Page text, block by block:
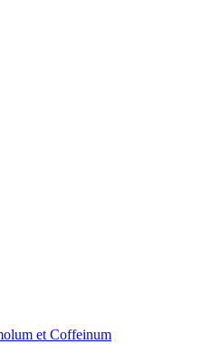
et Coffeinum